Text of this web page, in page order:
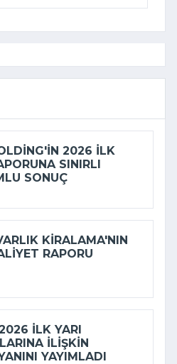
2026 ILK
SINIRLI
SONUÇ
KIRALAMA'NIN
RAPORU
ILK YARI
ILIŞKIN
YAYIMLADI